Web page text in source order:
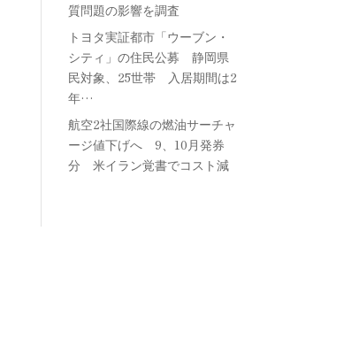
質問題の影響を調査
トヨタ実証都市「ウーブン・
シティ」の住民公募 静岡県
民対象、25世帯 入居期間は2
年…
航空2社国際線の燃油サーチャ
ージ値下げへ 9、10月発券
分 米イラン覚書でコスト減